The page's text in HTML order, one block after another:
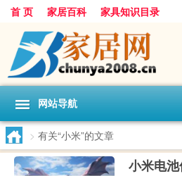
首 页 家居百科 家具知识目录
网站导航
> 有关“小米”的文章
小米电